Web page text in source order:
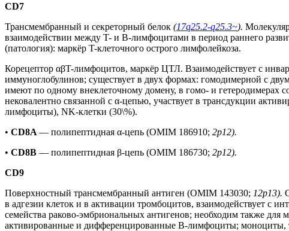
CD7
Трансмембранный и секреторный белок (17q25.2-q25.3~).
взаимодействии между T- и B-лимфоцитами в период раннего
(патология): маркёр T-клеточного острого лимфолейкоза.
Корецептор αβT-лимфоцитов, маркёр ЦТЛ. Взаимодействует с
иммуноглобулинов; существует в двух формах: гомодимерной c
имеют по одному внеклеточному домену, в гомо- и
нековалентно связанной с α-цепью, участвует в трансдукции
лимфоциты), NK-клетки (30\%).
• CD8A — полипептидная α-цепь (OMIM 186910; 2p12).
• CD8B — полипептидная β-цепь (OMIM 186730; 2p12).
CD9
Поверхностный трансмембранный антиген (OMIM 143030; 12p13).
в адгезии клеток и в активации тромбоцитов, взаимодействует с
семейства раково-эмбриональных антигенов; необходим также
активированные и дифференцированные B-лимфоциты; моноциты,